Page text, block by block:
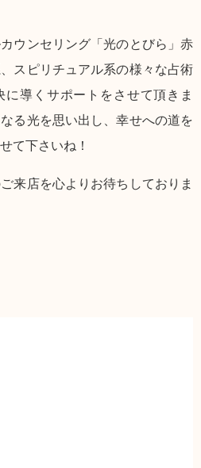
ウンセリング「光のとびら」赤
スピリチュアル系の様々な占術
に導くサポートをさせて頂きま
る光を思い出し、幸せへの道を
て下さいね！
来店を心よりお待ちしておりま